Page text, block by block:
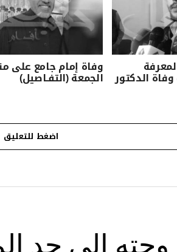
الدكتور
وفاة إمام جامع على
الجمعة (التفـاصيل)
اضغط للتعليق
إلى حد